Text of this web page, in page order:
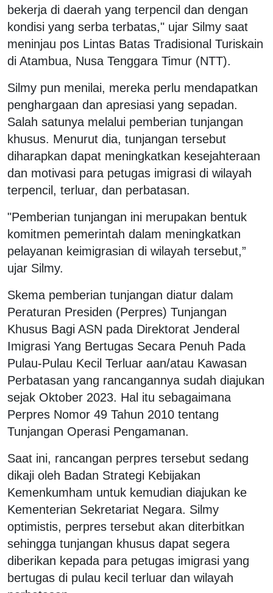
bekerja di daerah yang terpencil dan dengan
kondisi yang serba terbatas," ujar Silmy saat
meninjau pos Lintas Batas Tradisional Turiskain
di Atambua, Nusa Tenggara Timur (NTT).
Silmy pun menilai, mereka perlu mendapatkan
penghargaan dan apresiasi yang sepadan.
Salah satunya melalui pemberian tunjangan
khusus. Menurut dia, tunjangan tersebut
diharapkan dapat meningkatkan kesejahteraan
dan motivasi para petugas imigrasi di wilayah
terpencil, terluar, dan perbatasan.
"Pemberian tunjangan ini merupakan bentuk
komitmen pemerintah dalam meningkatkan
pelayanan keimigrasian di wilayah tersebut,”
ujar Silmy.
Skema pemberian tunjangan diatur dalam
Peraturan Presiden (Perpres) Tunjangan
Khusus Bagi ASN pada Direktorat Jenderal
Imigrasi Yang Bertugas Secara Penuh Pada
Pulau-Pulau Kecil Terluar aan/atau Kawasan
Perbatasan yang rancangannya sudah diajukan
sejak Oktober 2023. Hal itu sebagaimana
Perpres Nomor 49 Tahun 2010 tentang
Tunjangan Operasi Pengamanan.
Saat ini, rancangan perpres tersebut sedang
dikaji oleh Badan Strategi Kebijakan
Kemenkumham untuk kemudian diajukan ke
Kementerian Sekretariat Negara. Silmy
optimistis, perpres tersebut akan diterbitkan
sehingga tunjangan khusus dapat segera
diberikan kepada para petugas imigrasi yang
bertugas di pulau kecil terluar dan wilayah